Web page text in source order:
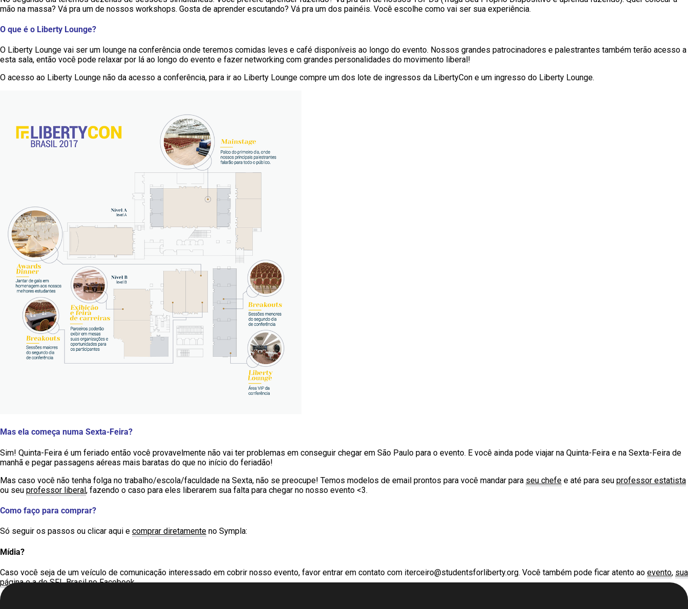
mão na massa? Vá pra um de nossos workshops. Gosta de aprender escutando? Vá pra um dos painéis. Você escolhe como vai ser sua experiência.
O que é o Liberty Lounge?
O Liberty Lounge vai ser um lounge na conferência onde teremos comidas leves e café disponíveis ao longo do evento. Nossos grandes patrocinadores e palestrantes também terão acesso a
esta sala, então você pode relaxar por lá ao longo do evento e fazer networking com grandes personalidades do movimento liberal!
O acesso ao Liberty Lounge não da acesso a conferência, para ir ao Liberty Lounge compre um dos lote de ingressos da LibertyCon e um ingresso do Liberty Lounge.
Mas ela começa numa Sexta-Feira?
Sim! Quinta-Feira é um feriado então você provavelmente não vai ter problemas em conseguir chegar em São Paulo para o evento. E você ainda pode viajar na Quinta-Feira e na Sexta-Feira de
manhã e pegar passagens aéreas mais baratas do que no início do feriadão!
Mas caso você não tenha folga no trabalho/escola/faculdade na Sexta, não se preocupe! Temos modelos de email prontos para você mandar para seu chefe e até para seu professor estatista
ou seu professor liberal, fazendo o caso para eles liberarem sua falta para chegar no nosso evento <3.
Como faço para comprar?
Só seguir os passos ou clicar aqui e comprar diretamente no Sympla:
Mídia?
Caso você seja de um veículo de comunicação interessado em cobrir nosso evento, favor entrar em contato com iterceiro@studentsforliberty.org. Você também pode ficar atento ao evento, sua
páginae a doSFL Brasilno Facebook.